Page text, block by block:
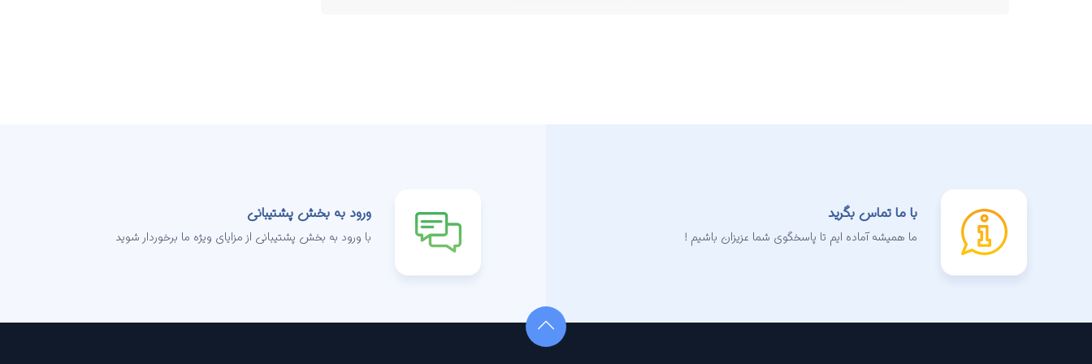
با ما تماس بگرید
ما همیشه آماده ایم تا پاسخگوی شما عزیزان باشیم !
ورود به بخش پشتیبانی
با ورود به بخش پشتیبانی از مزایای ویژه ما برخوردار شوید